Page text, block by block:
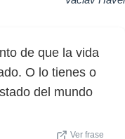
de que la vida
O lo tienes o
del mundo
Ver frase